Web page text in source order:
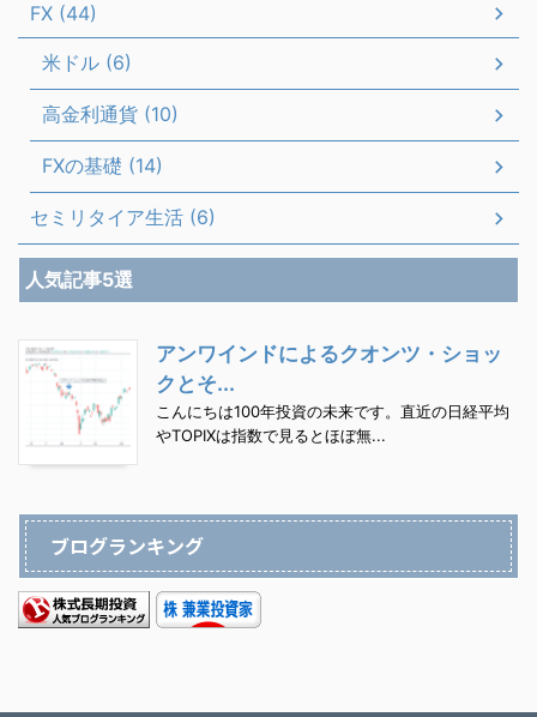
FX (44)
米ドル (6)
高金利通貨 (10)
FXの基礎 (14)
セミリタイア生活 (6)
人気記事5選
アンワインドによるクオンツ・ショッ
クとそ...
こんにちは100年投資の未来です。直近の日経平均
やTOPIXは指数で見るとほぼ無...
ブログランキング